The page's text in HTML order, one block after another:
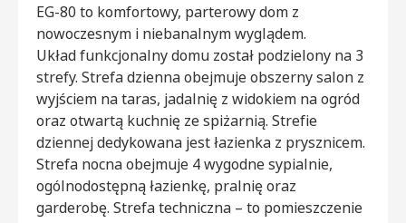
EG-80 to komfortowy, parterowy dom z
nowoczesnym i niebanalnym wyglądem.
Układ funkcjonalny domu został podzielony na 3
strefy. Strefa dzienna obejmuje obszerny salon z
wyjściem na taras, jadalnię z widokiem na ogród
oraz otwartą kuchnię ze spiżarnią. Strefie
dziennej dedykowana jest łazienka z prysznicem.
Strefa nocna obejmuje 4 wygodne sypialnie,
ogólnodostępną łazienkę, pralnię oraz
garderobę. Strefa techniczna – to pomieszczenie